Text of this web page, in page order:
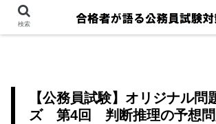
【公務員試験】オリジナル問
ズ 第4回 判断推理の予想
検索